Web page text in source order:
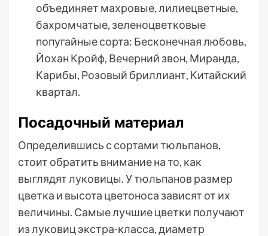
объединяет махровые, лилиецветные,
бахромчатые, зеленоцветковые
попугайные сорта: Бесконечная любовь,
Йохан Кройф, Вечерний звон, Миранда,
Карибы, Розовый бриллиант, Китайский
квартал.
Посадочный материал
Определившись с сортами тюльпанов,
стоит обратить внимание на то, как
выглядят луковицы. У тюльпанов размер
цветка и высота цветоноса зависят от их
величины. Самые лучшие цветки получают
из луковиц экстра-класса, диаметр